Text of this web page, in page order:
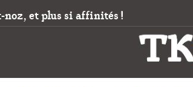
noz, et plus si affinités !